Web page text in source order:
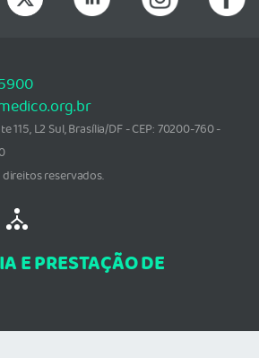
115, L2 Sul, Brasília/DF - CEP: 70200-760 -
reservados.
E PRESTAÇÃO DE